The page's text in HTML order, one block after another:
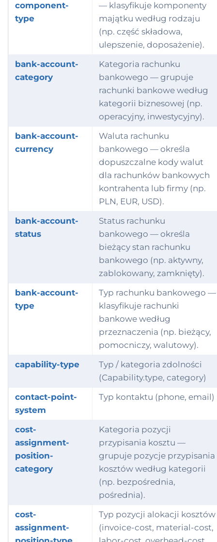
medical-device
Stawki VAT
component-
type
— klasyfikuje komponenty
majątku według rodzaju
(np. część składowa,
ulepszenie, doposażenie).
bank-account-
category
Kategoria rachunku
bankowego — grupuje
rachunki bankowe według
kategorii biznesowej (np.
operacyjny, inwestycyjny).
bank-account-
currency
Waluta rachunku
bankowego — określa
dopuszczalne kody walut
dla rachunków bankowych
kontrahenta lub firmy (np.
PLN, EUR, USD).
bank-account-
status
Status rachunku
bankowego — określa
bieżący stan rachunku
bankowego (np. aktywny,
zablokowany, zamknięty).
bank-account-
type
Typ rachunku bankowego —
klasyfikuje rachunki
bankowe według
przeznaczenia (np. bieżący,
pomocniczy, walutowy).
capability-type
Typ / kategoria zdolności
(Capability.type, category)
contact-point-
system
Typ kontaktu (phone, email)
cost-
assignment-
position-
category
Kategoria pozycji
przypisania kosztu —
grupuje pozycje przypisania
kosztów według kategorii
(np. bezpośrednia,
pośrednia).
cost-
assignment-
Typ pozycji alokacji kosztów
(invoice-cost, material-cost,